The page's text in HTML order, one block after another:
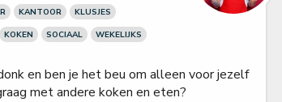
KANTOOR
KLUSJES
KOKEN SOCIAAL WEKELIJKS
en ben je het beu om alleen voor jezelf
met andere koken en eten?